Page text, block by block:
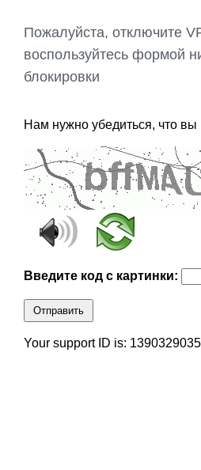
Пожалуйста, отключите
воспользуйтесь формой
блокировки
Нам нужно убедиться, что вы
Введите код с картинки:
Отправить
Your support ID is: